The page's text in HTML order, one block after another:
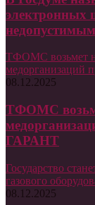
электронных
ТФОМС возьмет
медорганизаций
08.12.2025
ТФОМС
ГАРАНТ
Государство
газового
08.12.2025